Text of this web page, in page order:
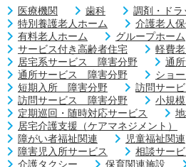
医療機関 歯科
調剤・ドラ
特別養護老人ホーム
介護老人
有料老人ホーム
グループホーム
サービス付き高齢者住宅
軽費
居宅系サービス 障害分野
通
通所サービス 障害分野
ショ
短期入所 障害分野
訪問サービ
訪問サービス 障害分野
小規
定期巡回・随時対応サービス
居宅介護支援（ケアマネジメント）
障がい者福祉関連
児童福祉関連
障害児入所サービス
相談サービ
介護タクシー
保育関連施設